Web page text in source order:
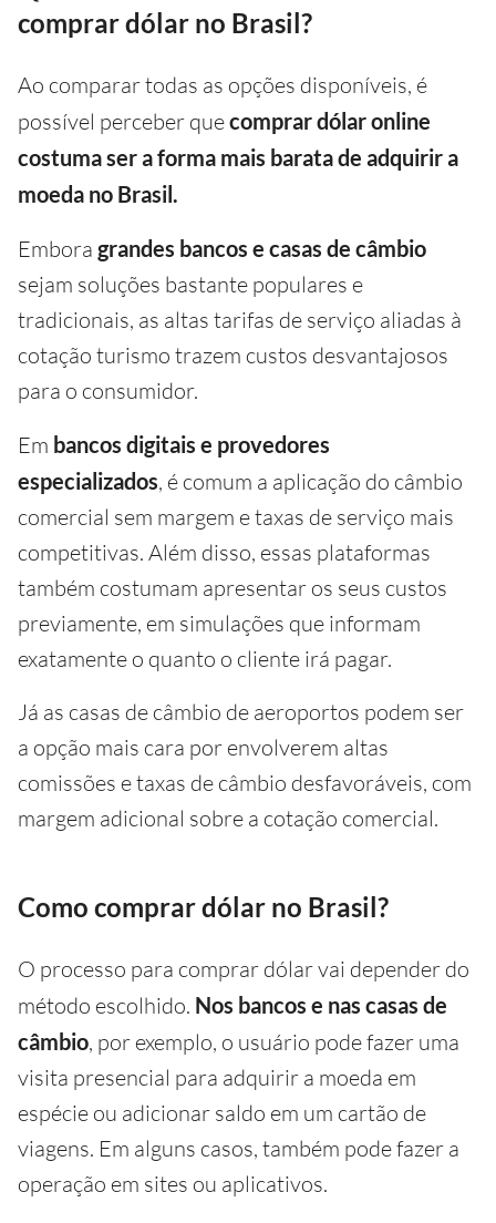
comprar dólar no Brasil?
Ao comparar todas as opções disponíveis, é
possível perceber quecomprar dólar online
costuma ser a forma mais barata de adquirir a
moeda no Brasil.
Embora grandes bancos e casas de câmbio
sejam soluções bastante populares e
tradicionais, as altas tarifas de serviço aliadas à
cotação turismo trazem custos desvantajosos
para o consumidor.
Em bancos digitais e provedores
especializados, é comum a aplicação do câmbio
comercial sem margem e taxas de serviço mais
competitivas. Além disso, essas plataformas
também costumam apresentar os seus custos
previamente, em simulações que informam
exatamente o quanto o cliente irá pagar.
Já as casas de câmbio de aeroportos podem ser
a opção mais cara por envolverem altas
comissões e taxas de câmbio desfavoráveis, com
margem adicional sobre a cotação comercial.
Como comprar dólar no Brasil?
O processo para comprar dólar vai depender do
método escolhido. Nos bancos e nas casas de
câmbio, por exemplo, o usuário pode fazer uma
visita presencial para adquirir a moeda em
espécie ou adicionar saldo em um cartão de
viagens. Em alguns casos, também pode fazer a
operação em sites ou aplicativos.